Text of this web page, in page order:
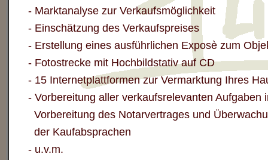
- Marktanalyse zur Verkaufsmöglichkeit
- Einschätzung des Verkaufspreises
- Erstellung eines ausführlichen Exposè zum
- Fotostrecke mit Hochbildstativ auf CD
- 15 Internetplattformen zur Vermarktung Ihres
- Vorbereitung aller verkaufsrelevanten Aufgaben
Vorbereitung des Notarvertrages und
der Kaufabsprachen
- u.v.m.